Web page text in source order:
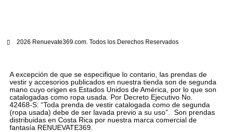
2026 Renuevate369.com. Todos los Derechos Reservados
A excepción de que se especifique lo contario, las prendas de
vestir y accesorios publicados en nuestra tienda son de segunda
mano cuyo origen es Estados Unidos de América, por lo que son
catalogadas como ropa usada. Por Decreto Ejecutivo No.
42468-S: “Toda prenda de vestir catalogada como de segunda
(ropa usada) debe de ser lavada previo a su uso”. Son prendas
distribuidas en Costa Rica por nuestra marca comercial de
fantasía RENUEVATE369.